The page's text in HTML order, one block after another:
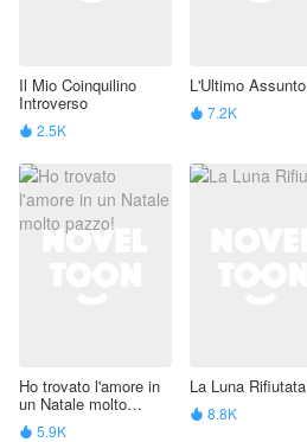
Il Mio Coinquilino
Introverso
 2.5K
L'Ultimo Assunto
 7.2K
Ho trovato l'amore in
un Natale molto
pazzo!
 5.9K
La Luna Rifiutata
 8.8K